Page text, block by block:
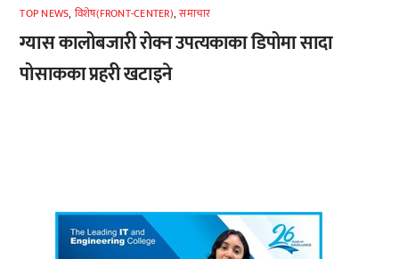
TOP NEWS, विशेष(FRONT-CENTER),समाचार
ग्यास कालोबजारी रोक्न उपत्यकाका डिपोमा सादा
पोसाकका प्रहरी खटाइने